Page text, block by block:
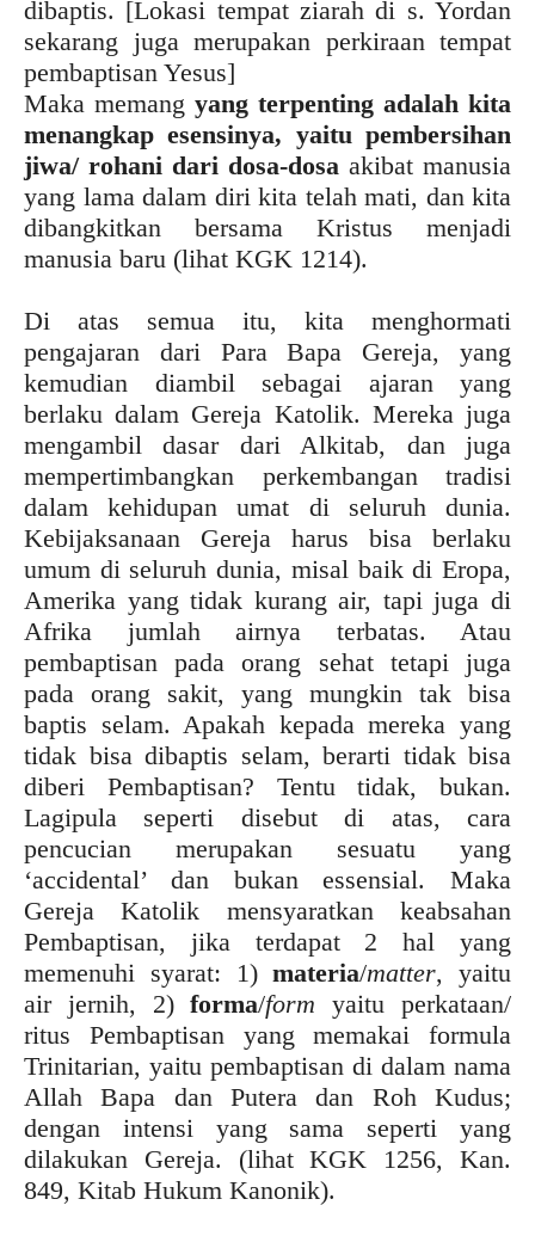
dibaptis. [Lokasi tempat ziarah di s. Yordan
sekarang juga merupakan perkiraan tempat
pembaptisan Yesus]
Maka memang yang terpenting adalah kita
menangkap esensinya, yaitu pembersihan
jiwa/ rohani dari dosa-dosa akibat manusia
yang lama dalam diri kita telah mati, dan kita
dibangkitkan bersama Kristus menjadi
manusia baru (lihat KGK 1214).
Di atas semua itu, kita menghormati
pengajaran dari Para Bapa Gereja, yang
kemudian diambil sebagai ajaran yang
berlaku dalam Gereja Katolik. Mereka juga
mengambil dasar dari Alkitab, dan juga
mempertimbangkan perkembangan tradisi
dalam kehidupan umat di seluruh dunia.
Kebijaksanaan Gereja harus bisa berlaku
umum di seluruh dunia, misal baik di Eropa,
Amerika yang tidak kurang air, tapi juga di
Afrika jumlah airnya terbatas. Atau
pembaptisan pada orang sehat tetapi juga
pada orang sakit, yang mungkin tak bisa
baptis selam. Apakah kepada mereka yang
tidak bisa dibaptis selam, berarti tidak bisa
diberi Pembaptisan? Tentu tidak, bukan.
Lagipula seperti disebut di atas, cara
pencucian merupakan sesuatu yang
‘accidental’ dan bukan essensial. Maka
Gereja Katolik mensyaratkan keabsahan
Pembaptisan, jika terdapat 2 hal yang
memenuhi syarat: 1)materia/matter, yaitu
air jernih, 2)forma/form yaitu perkataan/
ritus Pembaptisan yang memakai formula
Trinitarian, yaitu pembaptisan di dalam nama
Allah Bapa dan Putera dan Roh Kudus;
dengan intensi yang sama seperti yang
dilakukan Gereja. (lihat KGK 1256, Kan.
849, Kitab Hukum Kanonik).